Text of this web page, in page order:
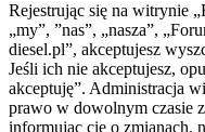
Rejestrując się na witrynie
„my”, ”nas”, „nasza”,
diesel.pl”, akceptujesz
Jeśli ich nie akceptujesz,
akceptuję”. Administracja
prawo w dowolnym czasie
informując cię o zmianach,